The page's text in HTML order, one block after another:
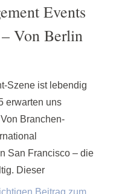
Events
Von Berlin
Szene ist lebendig
erwarten uns
Branchen-
San Francisco – die
Dieser